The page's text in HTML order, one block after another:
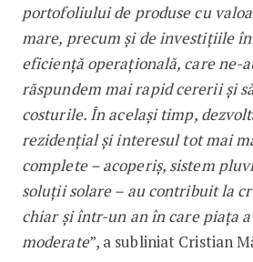
portofoliului de produse cu
mare, precum și de investițiile
eficiență operațională, care ne-
răspundem mai rapid cererii și
costurile. În același timp,
rezidențial și interesul tot mai
complete – acoperiș, sistem
soluții solare – au contribuit la
chiar și într-un an în care piața
moderate”, a subliniat Cristian